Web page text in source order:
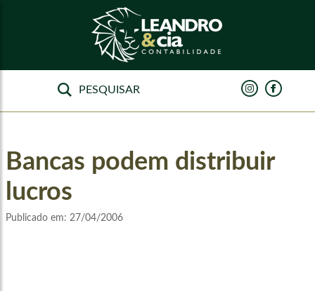
Bancas podem distribuir
lucros
Publicado em: 27/04/2006